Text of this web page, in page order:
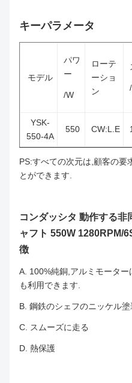
キーパラメータ
モデル
パワ
ー
/W
ローテ
ーショ
ン
YSK-
550-4A
550 CW:L.E
PS:すべての次元は,顧客の要
とができます.
コンダッシタ 動作する
ャフト 550W 1280RPM/
徴
A. 100%純銅,アルミモータ
も利用できます.
B. 鋼鉄のシェフのニッケル塗
C. スムーズに走る
D. 熱保護